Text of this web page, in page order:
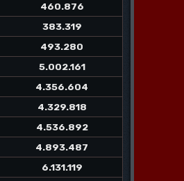
460.876
383.319
493.280
5.002.161
4.356.604
4.329.818
4.536.892
4.893.487
6.131.119